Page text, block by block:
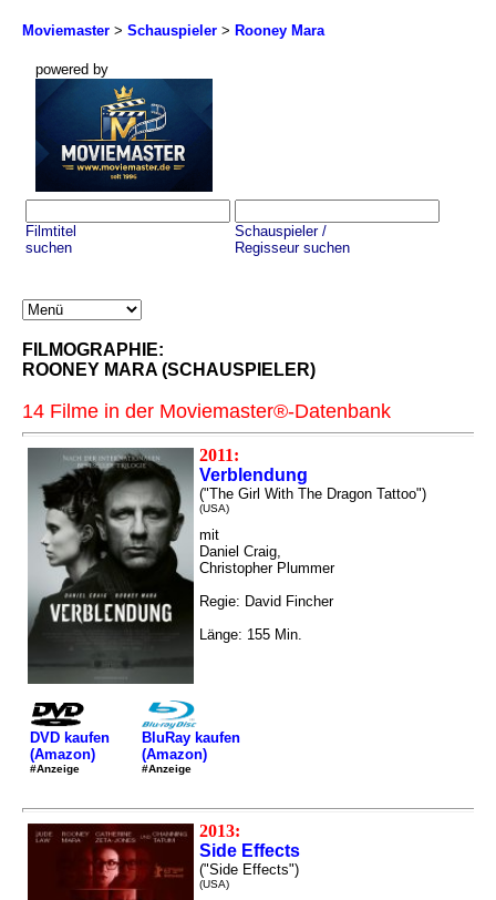
Moviemaster > Schauspieler > Rooney Mara
powered by
Filmtitel
suchen
Schauspieler /
Regisseur suchen
FILMOGRAPHIE:
ROONEY MARA (SCHAUSPIELER)
14 Filme in der Moviemaster®-Datenbank
2011:
Verblendung
("The Girl With The Dragon Tattoo")
(USA)
mit
Daniel Craig,
Christopher Plummer
Regie: David Fincher
Länge: 155 Min.
DVD kaufen
(Amazon)
#Anzeige
BluRay kaufen
(Amazon)
#Anzeige
2013:
Side Effects
("Side Effects")
(USA)